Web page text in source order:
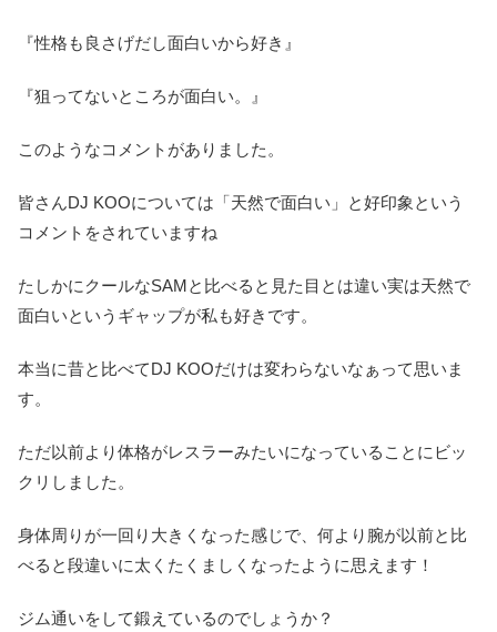
『性格も良さげだし面白いから好き』
『狙ってないところが面白い。』
このようなコメントがありました。
皆さんDJ KOOについては「天然で面白い」と好印象という
コメントをされていますね
たしかにクールなSAMと比べると見た目とは違い実は天然で
面白いというギャップが私も好きです。
本当に昔と比べてDJ KOOだけは変わらないなぁって思いま
す。
ただ以前より体格がレスラーみたいになっていることにビッ
クリしました。
身体周りが一回り大きくなった感じで、何より腕が以前と比
べると段違いに太くたくましくなったように思えます！
ジム通いをして鍛えているのでしょうか？